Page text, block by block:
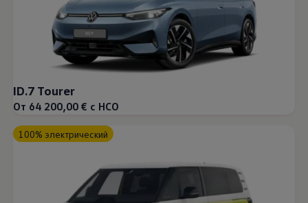
ID.7 Tourer
От 64 200,00 € с НСО
100% электрический